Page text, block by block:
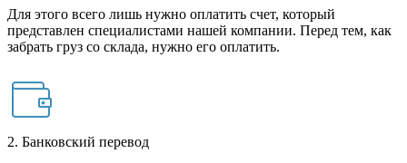
Для этого всего лишь нужно оплатить счет, который
представлен специалистами нашей компании. Перед тем, как
забрать груз со склада, нужно его оплатить.
2. Банковский перевод